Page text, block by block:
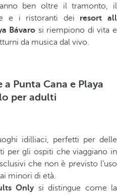
ben oltre il tramonto, il
e i ristoranti dei resort all
Bávaro si riempiono di vita e
da musica dal vivo.
Punta Cana e Playa
per adulti
idilliaci, perfetti per delle
per gli ospiti che viaggiano in
che non è previsto l’uso
minori di età.
Onlysi distingue come la